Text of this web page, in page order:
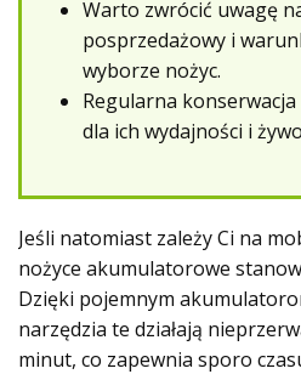
Warto zwrócić uwagę
posprzedażowy i
wyborze nożyc.
Regularna
dla ich wydajności i
Jeśli natomiast zależy Ci na
nożyce akumulatorowe
Dzięki pojemnym
narzędzia te działają
minut, co zapewnia sporo